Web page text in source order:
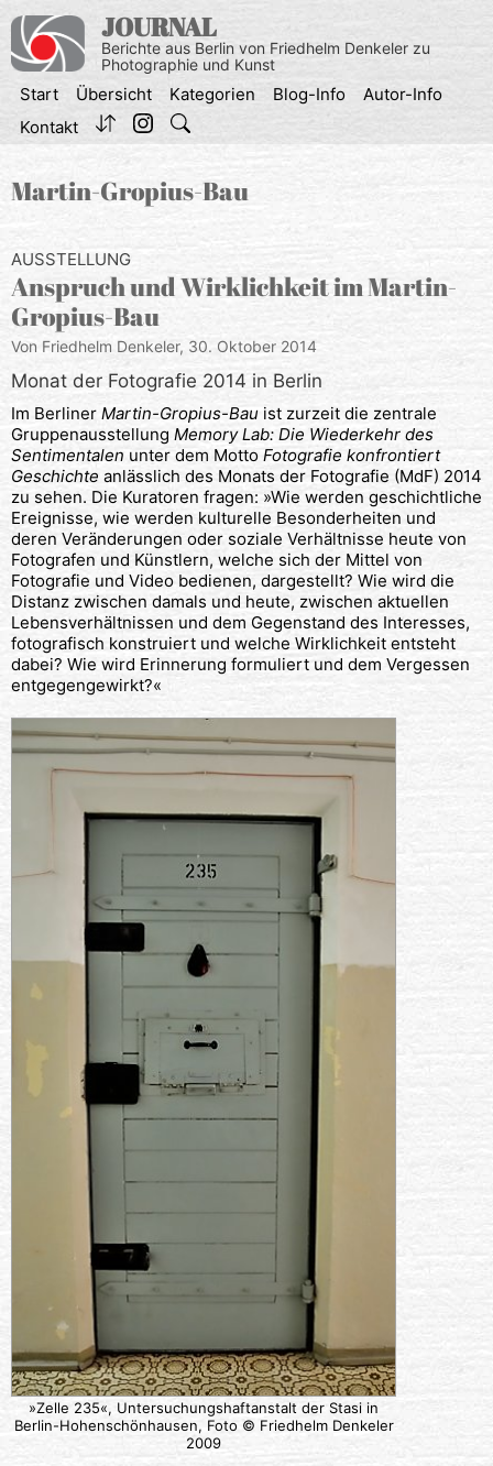
Inhalt
springen
JOURNAL
Berichte aus Berlin von Friedhelm Denkeler zu
Photographie und Kunst
Start Übersicht Kategorien Blog-Info
Autor-Info
Kontakt
Martin-Gropius-Bau
AUSSTELLUNG
Anspruch und Wirklichkeit im Martin-
Gropius-Bau
Von Friedhelm Denkeler, 30. Oktober 2014
Monat der Fotografie 2014 in Berlin
Im Berliner Martin-Gropius-Bau ist zurzeit die zentrale
Gruppenausstellung Memory Lab: Die Wiederkehr des
Sentimentalen unter dem Motto Fotografie konfrontiert
Geschichte anlässlich des Monats der Fotografie (MdF) 2014
zu sehen. Die Kuratoren fragen: »Wie werden geschichtliche
Ereignisse, wie werden kulturelle Besonderheiten und
deren Veränderungen oder soziale Verhältnisse heute von
Fotografen und Künstlern, welche sich der Mittel von
Fotografie und Video bedienen, dargestellt? Wie wird die
Distanz zwischen damals und heute, zwischen aktuellen
Lebensverhältnissen und dem Gegenstand des Interesses,
fotografisch konstruiert und welche Wirklichkeit entsteht
dabei? Wie wird Erinnerung formuliert und dem Vergessen
entgegengewirkt?«
»Zelle 235«, Untersuchungshaftanstalt der Stasi in
Berlin-Hohenschönhausen, Foto © Friedhelm Denkeler
2009